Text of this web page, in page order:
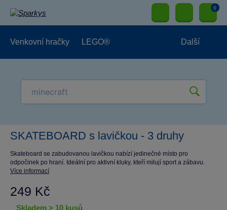
0
Venkovní hračky LEGO® Další
SKATEBOARD s lavičkou - 3 druhy
Skateboard se zabudovanou lavičkou nabízí jedinečné místo pro
odpočinek po hraní. Ideální pro aktivní kluky, kteří milují sport a zábavu.
Více informací
249 Kč
skladem > 10 kusů